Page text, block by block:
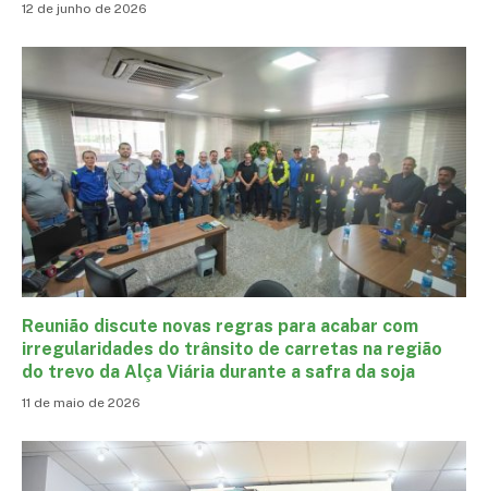
12 de junho de 2026
Reunião discute novas regras para acabar com
irregularidades do trânsito de carretas na região
do trevo da Alça Viária durante a safra da soja
11 de maio de 2026